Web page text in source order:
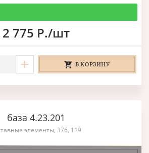
2 775 Р./шт
В КОРЗИНУ
база 4.23.201
элементы, 376, 119